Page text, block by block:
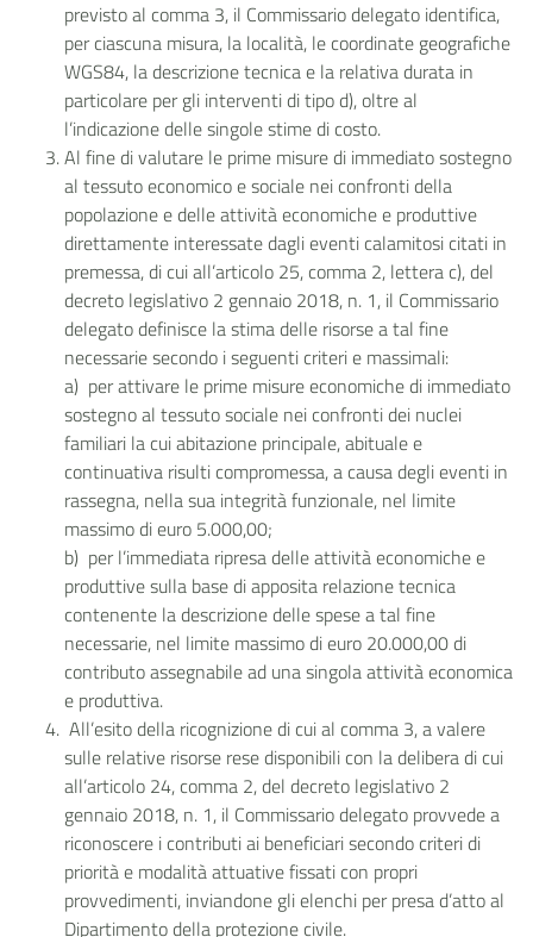
previsto al comma 3, il Commissario delegato identifica,
per ciascuna misura, la località, le coordinate geografiche
WGS84, la descrizione tecnica e la relativa durata in
particolare per gli interventi di tipo d), oltre al
l’indicazione delle singole stime di costo.
Al fine di valutare le prime misure di immediato sostegno
al tessuto economico e sociale nei confronti della
popolazione e delle attività economiche e produttive
direttamente interessate dagli eventi calamitosi citati in
premessa, di cui all’articolo 25, comma 2, lettera c), del
decreto legislativo 2 gennaio 2018, n. 1, il Commissario
delegato definisce la stima delle risorse a tal fine
necessarie secondo i seguenti criteri e massimali:
a) per attivare le prime misure economiche di immediato
sostegno al tessuto sociale nei confronti dei nuclei
familiari la cui abitazione principale, abituale e
continuativa risulti compromessa, a causa degli eventi in
rassegna, nella sua integrità funzionale, nel limite
massimo di euro 5.000,00;
b) per l’immediata ripresa delle attività economiche e
produttive sulla base di apposita relazione tecnica
contenente la descrizione delle spese a tal fine
necessarie, nel limite massimo di euro 20.000,00 di
contributo assegnabile ad una singola attività economica
e produttiva.
All’esito della ricognizione di cui al comma 3, a valere
sulle relative risorse rese disponibili con la delibera di cui
all’articolo 24, comma 2, del decreto legislativo 2
gennaio 2018, n. 1, il Commissario delegato provvede a
riconoscere i contributi ai beneficiari secondo criteri di
priorità e modalità attuative fissati con propri
provvedimenti, inviandone gli elenchi per presa d’atto al
Dipartimento della protezione civile.